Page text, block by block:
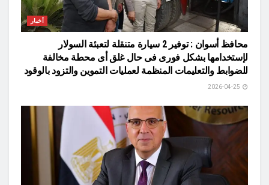
أخبار
محافظ أسوان : توفير 2 سيارة متنقلة لتعبئة السولار
لإستخدامها بشكل فورى فى حال غلق أى محطة مخالفة
للضوابط والتعليمات المنظمة لعمليات التموين والتزود بالوقود